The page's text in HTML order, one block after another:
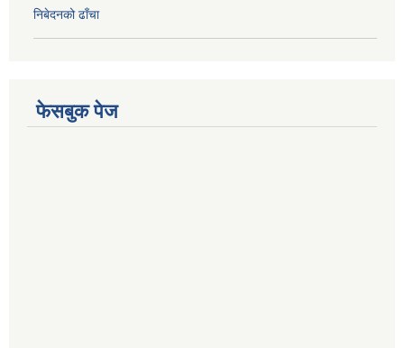
निबेदनको ढाँचा
फेसबुक पेज